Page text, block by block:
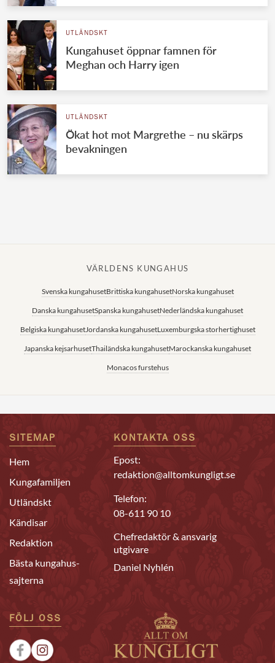
UTLÄNDSKT
Kungahuset öppnar famnen för
Meghan och Harry igen
UTLÄNDSKT
Ökat hot mot Margrethe – nu skärps
bevakningen
VÄRLDENS KUNGAHUS
Svenska kungahusetBrittiska kungahusetNorska kungahuset
Danska kungahusetSpanska kungahusetNederländska kungahuset
Belgiska kungahusetJordanska kungahusetLuxemburgska storhertighuset
Japanska kejsarhusetThailändska kungahusetMarockanska kungahuset
Monacos furstehus
SITEMAP
Hem
Kungafamiljen
Utländskt
Kändisar
Redaktion
Bästa kungahus-
sajterna
KONTAKTA OSS
Epost:
redaktion@alltomkungligt.se
Telefon:
08-611 90 10
Chefredaktör & ansvarig
utgivare
Daniel Nyhlén
FÖLJ OSS